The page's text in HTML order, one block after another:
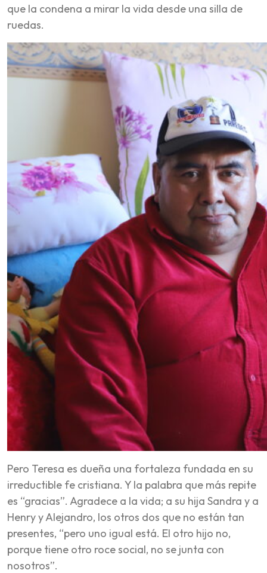
que la condena a mirar la vida desde una silla de
ruedas.
Pero Teresa es dueña una fortaleza fundada en su
irreductible fe cristiana. Y la palabra que más repite
es “gracias”. Agradece a la vida; a su hija Sandra y a
Henry y Alejandro, los otros dos que no están tan
presentes, “pero uno igual está. El otro hijo no,
porque tiene otro roce social, no se junta con
nosotros”.